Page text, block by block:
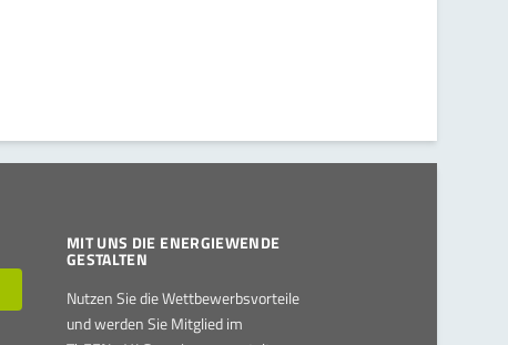
MIT UNS DIE ENERGIEWENDE
GESTALTEN
Nutzen Sie die Wettbewerbsvorteile
und werden Sie Mitglied im